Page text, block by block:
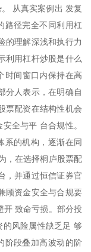
从真实案例出 发复
路径完全不同利用杠
的理解深浅和执行力
利用杠杆炒股是什么
时间窗口内保持在高
分人表示，在明确自
票配资在结构性机会
全与平 台合规性。
系的机构，逐渐在同
，在选择桐庐股票配
，并通过恒信证券官
顾资金安全与合规要
开 致命亏损。部分投
风险属性缺乏足 够
阶段叠加高波动的阶